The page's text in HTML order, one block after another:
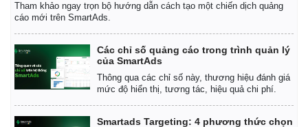
Tham khảo ngay trọn bộ hướng dẫn cách tạo một chiến dịch quảng
cáo mới trên SmartAds.
Các chỉ số quảng cáo trong trình quản lý
của SmartAds
Thông qua các chỉ số này, thương hiệu đánh giá
mức độ hiển thị, tương tác, hiệu quả chi phí.
Smartads Targeting: 4 phương thức chọn